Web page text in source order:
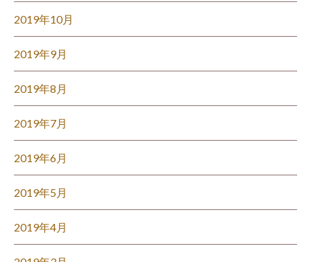
2019年10月
2019年9月
2019年8月
2019年7月
2019年6月
2019年5月
2019年4月